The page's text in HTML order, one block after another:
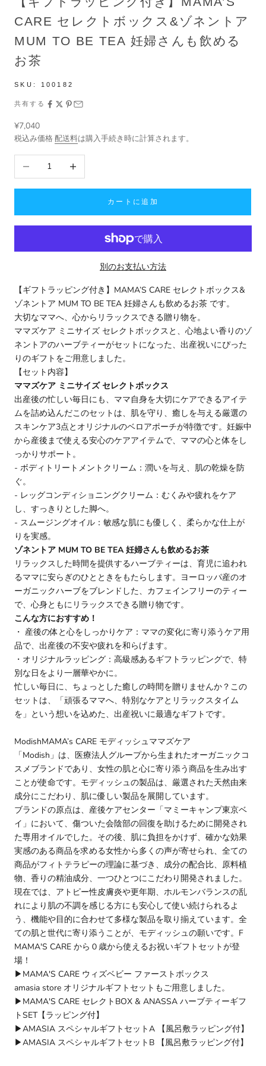
CARE セレクトボックス&ゾネントア
MUM TO BE TEA 妊婦さんも飲める
お茶
SKU: 100182
共有する
セール価格
¥7,040
税込み価格配送料は購入手続き時に計算されます。
数量を減らす 数量を増やす
カートに追加
別のお支払い方法
【ギフトラッピング付き】MAMA’S CARE セレクトボックス&
ゾネントア MUM TO BE TEA 妊婦さんも飲めるお茶 です。
大切なママへ、心からリラックスできる贈り物を。
ママズケア ミニサイズ セレクトボックスと、心地よい香りのゾ
ネントアのハーブティーがセットになった、出産祝いにぴった
りのギフトをご用意しました。
【セット内容】
ママズケア ミニサイズ セレクトボックス
出産後の忙しい毎日にも、ママ自身を大切にケアできるアイテ
ムを詰め込んだこのセットは、肌を守り、癒しを与える厳選の
スキンケア3点とオリジナルのベロアポーチが特徴です。妊娠中
から産後まで使える安心のケアアイテムで、ママの心と体をし
っかりサポート。
- ボディトリートメントクリーム：潤いを与え、肌の乾燥を防
ぐ。
- レッグコンディショニングクリーム：むくみや疲れをケア
し、すっきりとした脚へ。
- スムージングオイル：敏感な肌にも優しく、柔らかな仕上が
りを実感。
ゾネントア MUM TO BE TEA 妊婦さんも飲めるお茶
リラックスした時間を提供するハーブティーは、育児に追われ
るママに安らぎのひとときをもたらします。ヨーロッパ産のオ
ーガニックハーブをブレンドした、カフェインフリーのティー
で、心身ともにリラックスできる贈り物です。
こんな方におすすめ！
・ 産後の体と心をしっかりケア：ママの変化に寄り添うケア用
品で、出産後の不安や疲れを和らげます。
・オリジナルラッピング：高級感あるギフトラッピングで、特
別な日をより一層華やかに。
忙しい毎日に、ちょっとした癒しの時間を贈りませんか？この
セットは、「頑張るママへ、特別なケアとリラックスタイム
を」という想いを込めた、出産祝いに最適なギフトです。
ModishMAMA’s CARE モディッシュママズケア
「Modish」は、医療法人グループから生まれたオーガニックコ
スメブランドであり、女性の肌と心に寄り添う商品を生み出す
ことが使命です。モディッシュの製品は、厳選された天然由来
成分にこだわり、肌に優しい製品を展開しています。
ブランドの原点は、産後ケアセンター「マミーキャンプ東京ベ
イ」において、傷ついた会陰部の回復を助けるために開発され
た専用オイルでした。その後、肌に負担をかけず、確かな効果
実感のある商品を求める女性から多くの声が寄せられ、全ての
商品がフィトテラピーの理論に基づき、成分の配合比、原料植
物、香りの精油成分、一つひとつにこだわり開発されました。
現在では、アトピー性皮膚炎や更年期、ホルモンバランスの乱
れにより肌の不調を感じる方にも安心して使い続けられるよ
う、機能や目的に合わせて多様な製品を取り揃えています。全
ての肌と世代に寄り添うことが、モディッシュの願いです。F
MAMA'S CARE から０歳から使えるお祝いギフトセットが登
場！
▶︎ MAMA'S CARE ウィズベビー ファーストボックス
amasia store オリジナルギフトセットもご用意しました。
▶︎ MAMA'S CARE セレクトBOX & ANASSA ハーブティーギフ
トSET【ラッピング付】
▶︎AMASIA スペシャルギフトセットA 【風呂敷ラッピング付】
▶︎AMASIA スペシャルギフトセットB 【風呂敷ラッピング付】